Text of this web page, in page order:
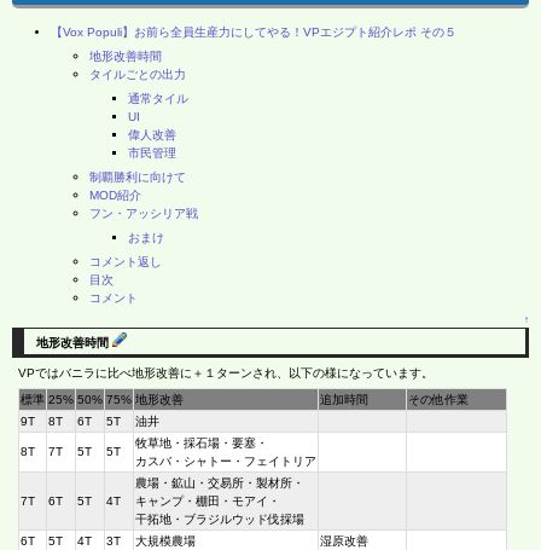
【Vox Populi】お前ら全員生産力にしてやる！VPエジプト紹介レポ その５
地形改善時間
タイルごとの出力
通常タイル
UI
偉人改善
市民管理
制覇勝利に向けて
MOD紹介
フン・アッシリア戦
おまけ
コメント返し
目次
コメント
↑
地形改善時間
VPではバニラに比べ地形改善に＋１ターンされ、以下の様になっています。
標準 25% 50% 75% 地形改善 追加時間
その他作業
9T
8T 6T 5T 油井
8T 7T 5T 5T
牧草地・採石場・要塞・
カスバ・シャトー・フェイトリア
7T 6T 5T 4T
農場・鉱山・交易所・製材所・
キャンプ・棚田・モアイ・
干拓地・ブラジルウッド伐採場
6T
5T 4T 3T 大規模農場
湿原改善